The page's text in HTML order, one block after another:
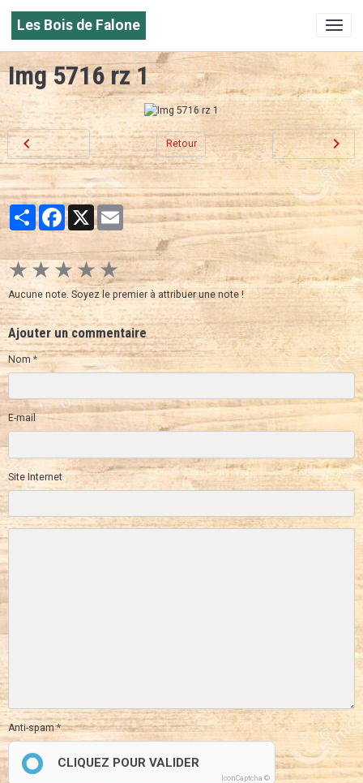
Les Bois de Falone
Img 5716 rz 1
Retour
PartagerFacebook
X Email
★ ★ ★★★
Aucune note. Soyez le premier à attribuer une note !
Ajouter un commentaire
Nom
E-mail
Site Internet
Anti-spam
CLIQUEZ POUR VALIDER
IconCaptcha ©